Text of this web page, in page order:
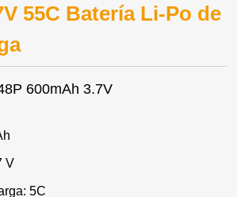
55C Batería Li-Po de
600mAh 3.7V
V
5C